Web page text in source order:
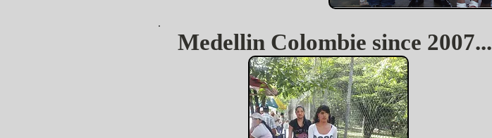
Medellin Colombie since 2007...